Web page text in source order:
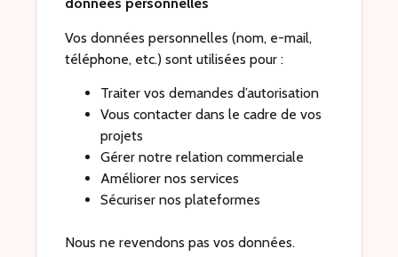
données personnelles
Vos données personnelles (nom, e-mail,
téléphone, etc.) sont utilisées pour :
Traiter vos demandes d’autorisation
Vous contacter dans le cadre de vos
projets
Gérer notre relation commerciale
Améliorer nos services
Sécuriser nos plateformes
Nous ne revendons pas vos données.